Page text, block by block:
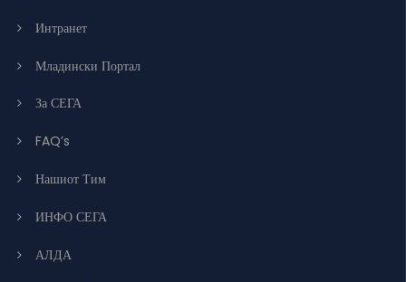
Интранет
Младински Портал
За СЕГА
FAQ’s
Нашиот Тим
ИНФО СЕГА
АЛДА